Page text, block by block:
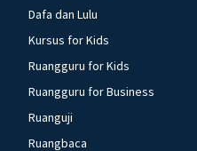
Dafa dan Lulu
Kursus for Kids
Ruangguru for Kids
Ruangguru for Business
Ruanguji
Ruangbaca